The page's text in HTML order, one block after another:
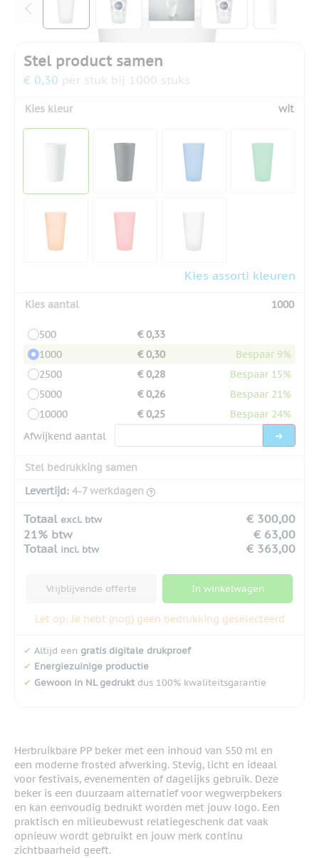
Stel product samen
€ 0,30 per stuk bij 1000 stuks
Kies kleur wit
Kies assorti kleuren
Kies aantal 1000
500
€ 0,33
1000
€ 0,30
Bespaar 9%
2500
€ 0,28
Bespaar 15%
5000
€ 0,26
Bespaar 21%
10000
€ 0,25
Bespaar 24%
Afwijkend aantal
Stel bedrukking samen
Levertijd: 4-7 werkdagen
Totaal excl. btw
€ 300,00
21% btw
€ 63,00
Totaal incl. btw € 363,00
Vrijblijvende offerte In winkelwagen
Let op: Je hebt (nog) geen bedrukking geselecteerd
✔ Altijd een gratis digitale drukproef
✔ Energiezuinige productie
✔ Gewoon in NL gedruktdus 100% kwaliteitsgarantie
Herbruikbare PP beker met een inhoud van 550 ml en
een moderne frosted afwerking. Stevig, licht en ideaal
voor festivals, evenementen of dagelijks gebruik. Deze
beker is een duurzaam alternatief voor wegwerpbekers
en kan eenvoudig bedrukt worden met jouw logo. Een
praktisch en milieubewust relatiegeschenk dat vaak
opnieuw wordt gebruikt en jouw merk continu
zichtbaarheid geeft.